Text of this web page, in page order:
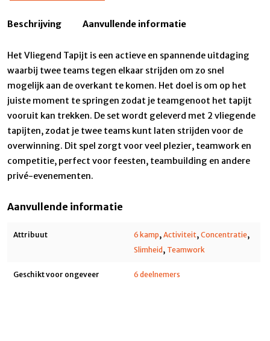
Beschrijving Aanvullende informatie
Het Vliegend Tapijt is een actieve en spannende uitdaging
waarbij twee teams tegen elkaar strijden om zo snel
mogelijk aan de overkant te komen. Het doel is om op het
juiste moment te springen zodat je teamgenoot het tapijt
vooruit kan trekken. De set wordt geleverd met 2 vliegende
tapijten, zodat je twee teams kunt laten strijden voor de
overwinning. Dit spel zorgt voor veel plezier, teamwork en
competitie, perfect voor feesten, teambuilding en andere
privé-evenementen.
Aanvullende informatie
Attribuut 6 kamp, Activiteit, Concentratie,
Slimheid , Teamwork
Geschikt voor ongeveer 6 deelnemers